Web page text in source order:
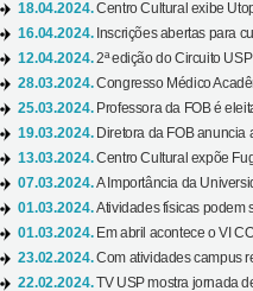
18.04.2024.Centro Cultural exibe
16.04.2024. Inscrições abertas para
12.04.2024.2ª edição do Circuito
28.03.2024.Congresso Médico
25.03.2024. Professora da FOB é
19.03.2024. Diretora da FOB anuncia
13.03.2024.Centro Cultural expõe
07.03.2024.A Importância da
01.03.2024.Atividades físicas podem
01.03.2024. Em abril acontece o VI
23.02.2024.Com atividades campus
22.02.2024.TV USP mostra jornada